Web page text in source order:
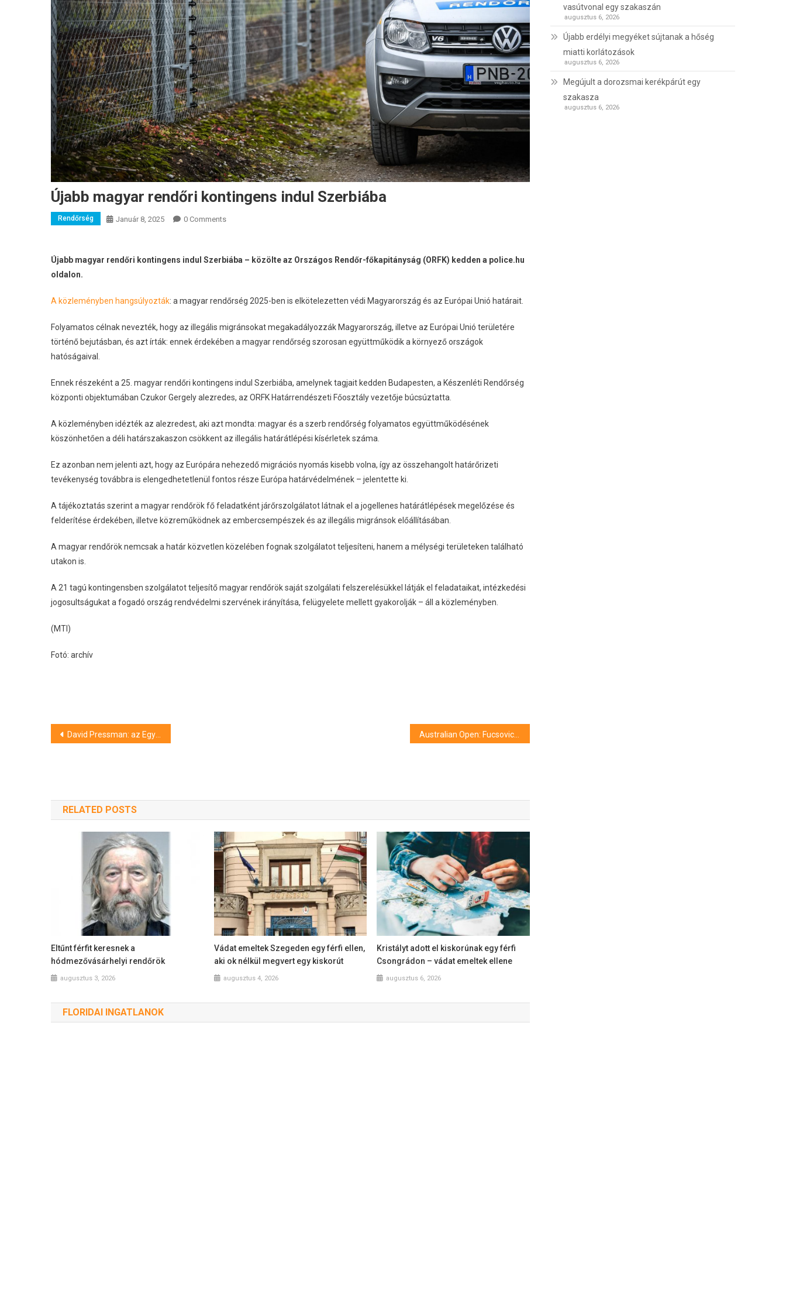
Újabb magyar rendőri kontingens indul Szerbiába
Rendőrség Január 8, 2025 0 Comments
Újabb magyar rendőri kontingens indul Szerbiába – közölte az Országos Rendőr-főkapitányság (ORFK) kedden a police.hu
oldalon.
A közleményben hangsúlyozták: a magyar rendőrség 2025-ben is elkötelezetten védi Magyarország és az Európai Unió határait.
Folyamatos célnak nevezték, hogy az illegális migránsokat megakadályozzák Magyarország, illetve az Európai Unió területére
történő bejutásban, és azt írták: ennek érdekében a magyar rendőrség szorosan együttműködik a környező országok
hatóságaival.
Ennek részeként a 25. magyar rendőri kontingens indul Szerbiába, amelynek tagjait kedden Budapesten, a Készenléti Rendőrség
központi objektumában Czukor Gergely alezredes, az ORFK Határrendészeti Főosztály vezetője búcsúztatta.
A közleményben idézték az alezredest, aki azt mondta: magyar és a szerb rendőrség folyamatos együttműködésének
köszönhetően a déli határszakaszon csökkent az illegális határátlépési kísérletek száma.
Ez azonban nem jelenti azt, hogy az Európára nehezedő migrációs nyomás kisebb volna, így az összehangolt határőrizeti
tevékenység továbbra is elengedhetetlenül fontos része Európa határvédelmének – jelentette ki.
A tájékoztatás szerint a magyar rendőrök fő feladatként járőrszolgálatot látnak el a jogellenes határátlépések megelőzése és
felderítése érdekében, illetve közreműködnek az embercsempészek és az illegális migránsok előállításában.
A magyar rendőrök nemcsak a határ közvetlen közelében fognak szolgálatot teljesíteni, hanem a mélységi területeken található
utakon is.
A 21 tagú kontingensben szolgálatot teljesítő magyar rendőrök saját szolgálati felszerelésükkel látják el feladataikat, intézkedési
jogosultságukat a fogadó ország rendvédelmi szervének irányítása, felügyelete mellett gyakorolják – áll a közleményben.
(MTI)
Fotó: archív
Bejegyzés
David Pressman: az Egyesült Államok szankciós listára helyezte Rogán Antalt
RELATED POSTS
Eltűnt férfit keresnek a
hódmezővásárhelyi rendőrök
augusztus 3, 2026
Vádat emeltek Szegeden egy férfi ellen,
aki ok nélkül megvert egy kiskorút
augusztus 4, 2026
Kristályt adott el kiskorúnak egy férfi
Csongrádon – vádat emeltek ellene
augusztus 6, 2026
FLORIDAI INGATLANOK
vasútvonal egy szakaszán
augusztus 6, 2026
Újabb erdélyi megyéket sújtanak a hőség
miatti korlátozások
augusztus 6, 2026
Megújult a dorozsmai kerékpárút egy
szakasza
augusztus 6, 2026